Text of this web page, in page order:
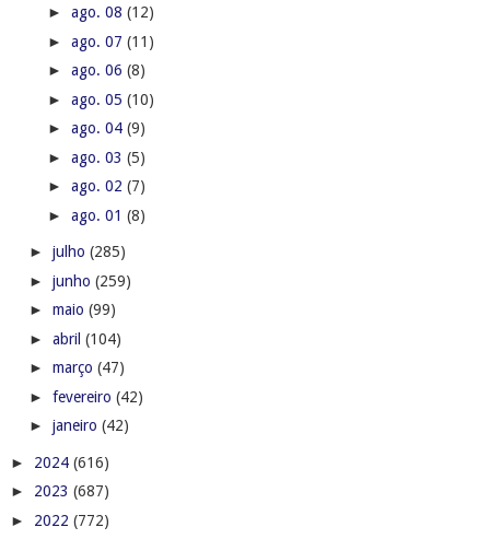
► ago. 08 (12)
► ago. 07 (11)
► ago. 06 (8)
► ago. 05 (10)
► ago. 04 (9)
► ago. 03 (5)
► ago. 02 (7)
► ago. 01 (8)
► julho (285)
► junho (259)
► maio (99)
► abril (104)
► março (47)
► fevereiro (42)
► janeiro (42)
► 2024 (616)
► 2023 (687)
► 2022 (772)